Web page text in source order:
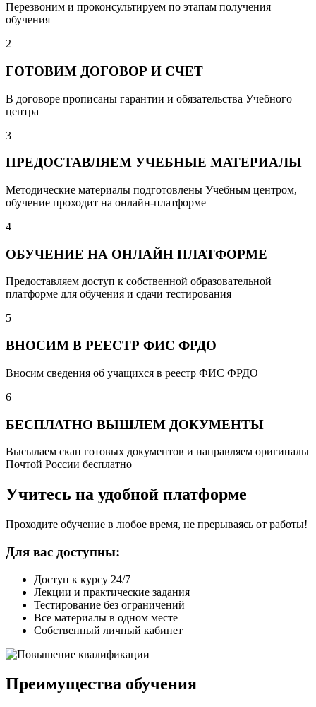
Перезвоним и проконсультируем по этапам получения
обучения
2
ГОТОВИМ ДОГОВОР И СЧЕТ
В договоре прописаны гарантии и обязательства Учебного
центра
3
ПРЕДОСТАВЛЯЕМ УЧЕБНЫЕ МАТЕРИАЛЫ
Методические материалы подготовлены Учебным центром,
обучение проходит на онлайн-платформе
4
ОБУЧЕНИЕ НА ОНЛАЙН ПЛАТФОРМЕ
Предоставляем доступ к собственной образовательной
платформе для обучения и сдачи тестирования
5
ВНОСИМ В РЕЕСТР ФИС ФРДО
Вносим сведения об учащихся в реестр ФИС ФРДО
6
БЕСПЛАТНО ВЫШЛЕМ ДОКУМЕНТЫ
Высылаем скан готовых документов и направляем оригиналы
Почтой России бесплатно
Учитесь на удобной платформе
Проходите обучение в любое время, не прерываясь от работы!
Для вас доступны:
Доступ к курсу 24/7
Лекции и практические задания
Тестирование без ограничений
Все материалы в одном месте
Собственный личный кабинет
Преимущества обучения